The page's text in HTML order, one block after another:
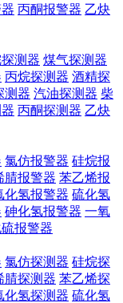
丙酮报警器 乙炔
测器 煤气探测器
丙烷探测器 酒精探
测器 汽油探测器 柴
丙酮探测器 乙炔
氯仿报警器 硅烷报
腈报警器 苯乙烯报
化氢报警器 硫化氢
砷化氢报警器 一氧
报警器
氯仿探测器 硅烷探
腈探测器 苯乙烯探
化氢探测器 硫化氢